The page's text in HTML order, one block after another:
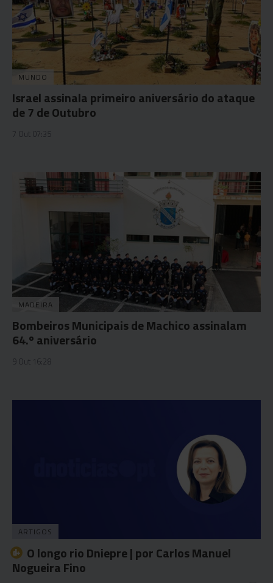
MUNDO
Israel assinala primeiro aniversário do ataque
de 7 de Outubro
7 Out 07:35
MADEIRA
Bombeiros Municipais de Machico assinalam
64.º aniversário
9 Out 16:28
ARTIGOS
O longo rio Dniepre | por Carlos Manuel
Nogueira Fino